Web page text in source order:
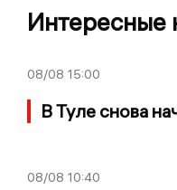
Интересные
08/08 15:00
В Туле снова
08/08 10:40